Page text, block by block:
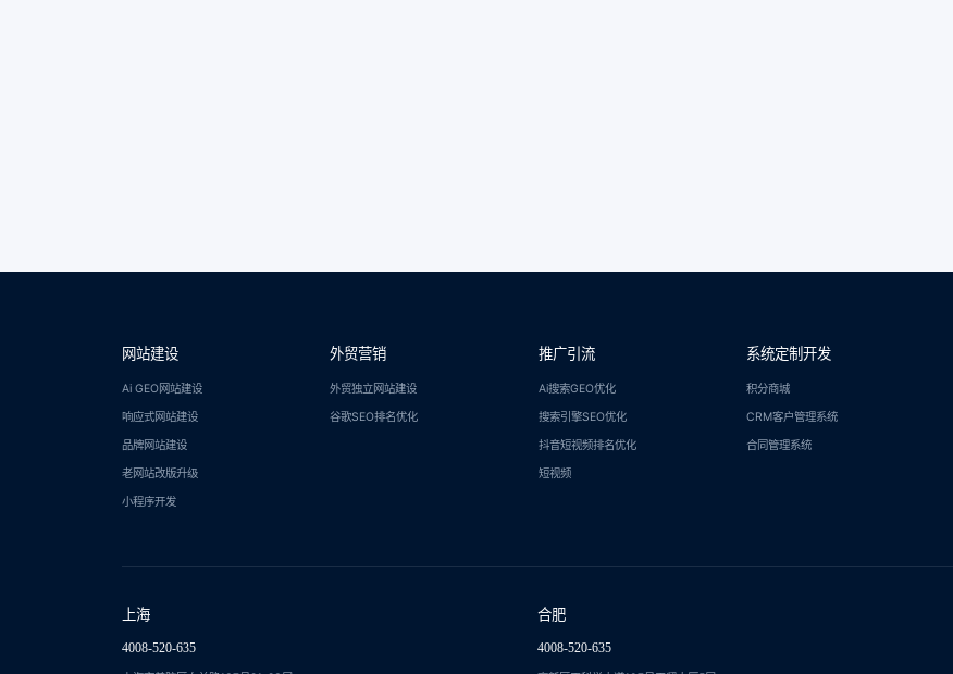
网站建设
Ai GEO网站建设
响应式网站建设
品牌网站建设
老网站改版升级
小程序开发
外贸营销
外贸独立网站建设
谷歌SEO排名优化
推广引流
Ai搜索GEO优化
搜索引擎SEO优化
抖音短视频排名优化
短视频
系统定制开发
积分商城
CRM客户管理系统
合同管理系统
上海
4008-520-635
合肥
4008-520-635